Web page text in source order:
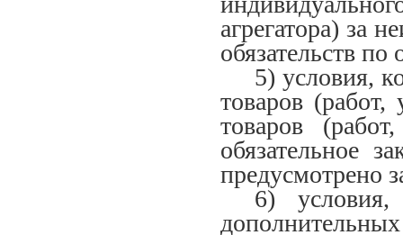
агрегатора) за
обязательств
5) условия,
товаров
товаров
обязательное
предусмотрено
6) условия,